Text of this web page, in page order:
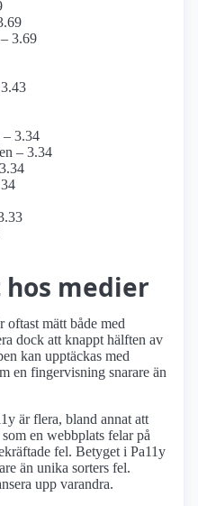
3.69
3.34
– 3.34
medier
oftast mätt både med
dock att knappt hälften av
kan upptäckas med
en fingervisning snarare än
är flera, bland annat att
en webbplats felar på
fel. Betyget i Pa11y
än unika sorters fel.
upp varandra.